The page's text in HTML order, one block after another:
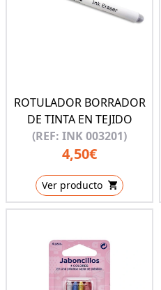
ROTULADOR BORRADOR
DE TINTA EN TEJIDO
(REF: INK 003201)
4,50€
Ver producto